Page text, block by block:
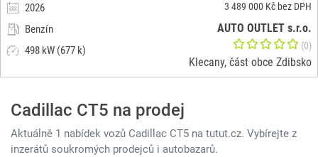
2026
Benzín
498 kW (677 k)
3 489 000 Kč bez DPH
AUTO OUTLET s.r.o.
(0)
Klecany, část obce Zdibsko
Cadillac CT5 na prodej
Aktuálně 1 nabídek vozů Cadillac CT5 na tutut.cz. Vybírejte z
inzerátů soukromých prodejců i autobazarů.